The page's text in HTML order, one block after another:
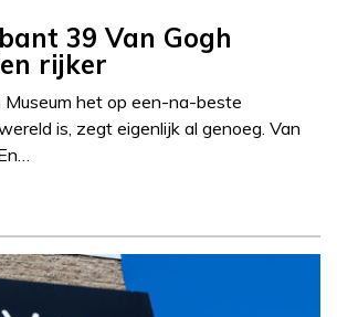
39 Van Gogh
rijker
Museum het op een-na-beste
is, zegt eigenlijk al genoeg. Van